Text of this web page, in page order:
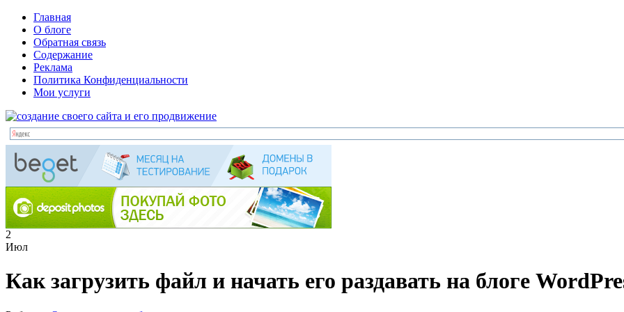
Главная
О блоге
Обратная связь
Содержание
Реклама
Политика Конфиденциальности
Мои услуги
2
Июл
Как загрузить файл и начать его раздавать на блоге